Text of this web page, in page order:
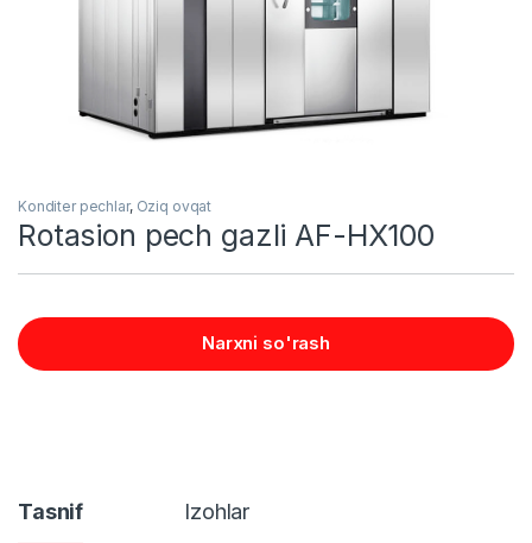
Konditer pechlar, Oziq ovqat
Rotasion pech gazli AF-HX100
Narxni so'rash
Tasnif Izohlar